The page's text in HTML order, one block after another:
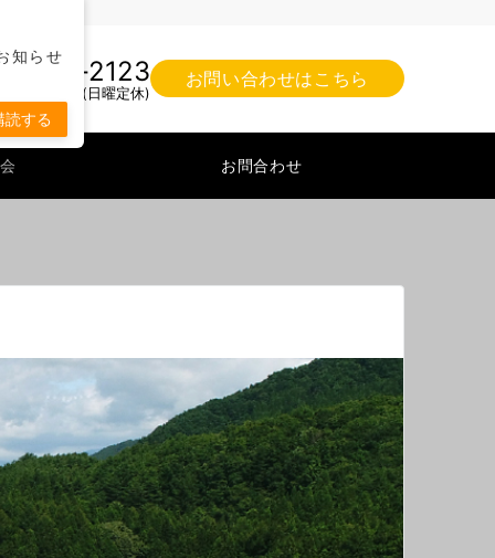
75-2123
9:00-20:00(日曜定休)
お問い合わせはこちら
お問合わせ
知らせ
読する